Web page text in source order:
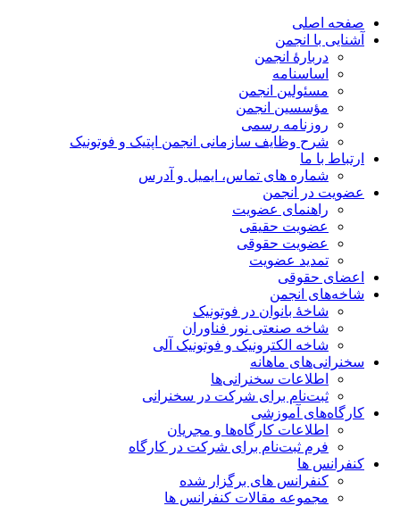
صفحه اصلی
آشنایی با انجمن
دربارۀ انجمن
اساسنامه
مسئولین انجمن
مؤسسین انجمن
روزنامه رسمی
شرح وظایف سازمانی انجمن اپتیک و فوتونیک
ارتباط با ما
شماره های تماس، ایمیل و آدرس
عضویت در انجمن
راهنمای عضویت
عضویت حقیقی
عضویت حقوقی
تمدید عضویت
اعضای حقوقی
شاخه‌های انجمن
شاخۀ بانوان در فوتونیک
شاخه صنعتی نور فناوران
شاخه‌ الکترونیک و فوتونیک آلی
سخنرانی‌های ماهانه
اطلاعات سخنرانی‌‌ها
ثبت‌نام برای شرکت در سخنرانی
کارگاه‌های آموزشی
اطلاعات کارگاه‌ها و مجریان
فرم ثبت‌نام برای شرکت در کارگاه
کنفرانس ها
کنفرانس های برگزار شده
مجموعه مقالات کنفرانس ها